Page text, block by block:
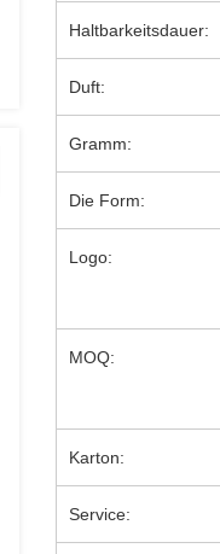
Haltbarkeitsdauer:
Duft:
Gramm:
Die Form:
Logo:
MOQ:
Karton:
Service: